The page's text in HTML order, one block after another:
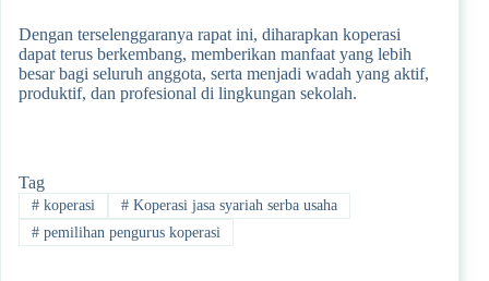
Dengan terselenggaranya rapat ini, diharapkan koperasi
dapat terus berkembang, memberikan manfaat yang lebih
besar bagi seluruh anggota, serta menjadi wadah yang aktif,
produktif, dan profesional di lingkungan sekolah.
Tag
#koperasi #Koperasi jasa syariah serba usaha
#pemilihan pengurus koperasi